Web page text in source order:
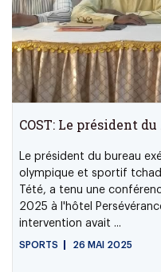
COST: Le président du
Le président du bureau
olympique et sportif
Tété, a tenu une
2025 à l'hôtel
intervention avait ...
SPORTS 26 MAI 2025